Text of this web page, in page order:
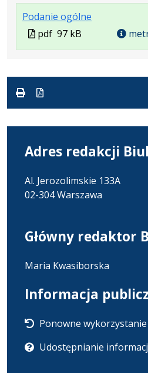
Podanie ogólne
Rozmiar
Otwiera
Plik
w
pdf 97 kB
Adres redakcji
Al. Jerozolimskie 133A
02-304 Warszawa
Główny redaktor
Maria Kwasiborska
Informacja
Ponowne wykorzystanie
Udostępnianie